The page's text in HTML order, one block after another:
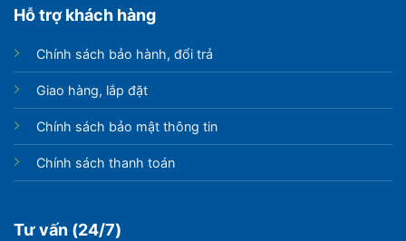
tủ, tác động toàn diện lên bề mặt thực phẩm, đem đến
Hỗ trợ khách hàng
Chính sách bảo hành, đổi trả
Giao hàng, lắp đặt
Chính sách bảo mật thông tin
Chính sách thanh toán
Tư vấn (24/7)